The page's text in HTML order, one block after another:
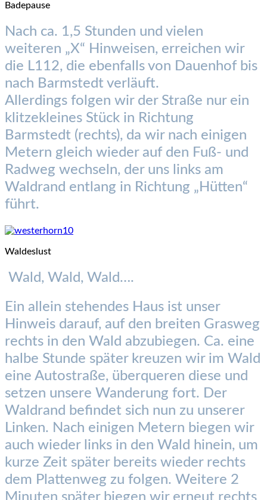
Badepause
Nach ca. 1,5 Stunden und vielen
weiteren „X“ Hinweisen, erreichen wir
die L112, die ebenfalls von Dauenhof bis
nach Barmstedt verläuft.
Allerdings folgen wir der Straße nur ein
klitzekleines Stück in Richtung
Barmstedt (rechts), da wir nach einigen
Metern gleich wieder auf den Fuß- und
Radweg wechseln, der uns links am
Waldrand entlang in Richtung „Hütten“
führt.
Waldeslust
Wald, Wald, Wald….
Ein allein stehendes Haus ist unser
Hinweis darauf, auf den breiten Grasweg
rechts in den Wald abzubiegen. Ca. eine
halbe Stunde später kreuzen wir im Wald
eine Autostraße, überqueren diese und
setzen unsere Wanderung fort. Der
Waldrand befindet sich nun zu unserer
Linken. Nach einigen Metern biegen wir
auch wieder links in den Wald hinein, um
kurze Zeit später bereits wieder rechts
dem Plattenweg zu folgen. Weitere 2
Minuten später biegen wir erneut rechts